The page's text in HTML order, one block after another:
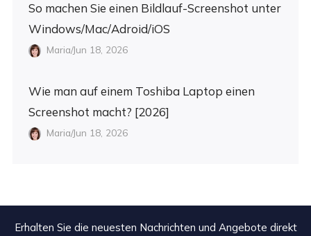
So machen Sie einen Bildlauf-Screenshot unter
Windows/Mac/Adroid/iOS
Maria/Jun 18, 2026
Wie man auf einem Toshiba Laptop einen
Screenshot macht? [2026]
Maria/Jun 18, 2026
Erhalten Sie die neuesten Nachrichten und Angebote direkt